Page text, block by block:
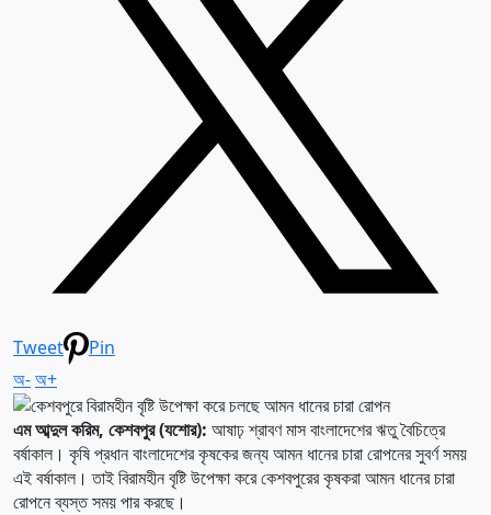
Tweet
Pin
অ-অ+
এম আব্দুল করিম, কেশবপুর (যশোর): আষাঢ় শ্রাবণ মাস বাংলাদেশের ঋতু বৈচিত্রে
বর্ষাকাল। কৃষি প্রধান বাংলাদেশের কৃষকের জন্য আমন ধানের চারা রোপনের সুবর্ণ সময়
এই বর্ষাকাল। তাই বিরামহীন বৃষ্টি উপেক্ষা করে কেশবপুরের কৃষকরা আমন ধানের চারা
রোপনে ব্যস্ত সময় পার করছে।